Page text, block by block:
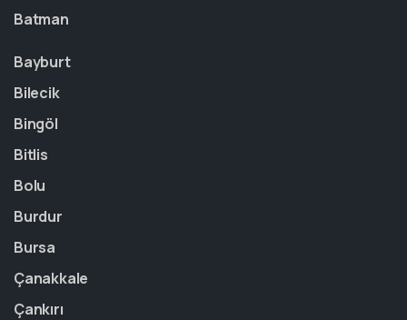
Batman
Bayburt
Bilecik
Bingöl
Bitlis
Bolu
Burdur
Bursa
Çanakkale
Çankırı